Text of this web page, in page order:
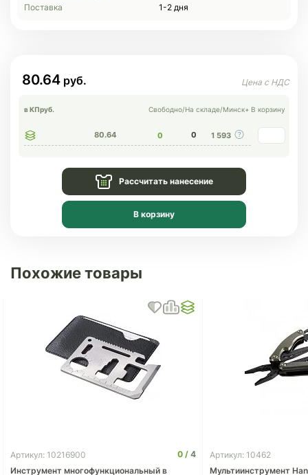
Поставка
1-2 дня
80.64
в КПруб. Свободно/На складе/Минск+ В корзину
80.64 0 0 1 593
Рассчитать нанесение
В корзину
Похожие товары
Артикул: 10216900 0
4
Инструмент многофункциональный в
Артикул: 10462
Мультиинструмент